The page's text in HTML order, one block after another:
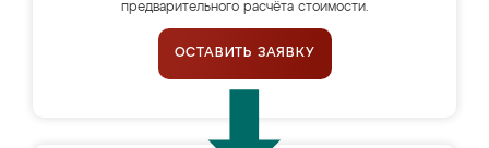
предварительного расчёта стоимости.
ОСТАВИТЬ ЗАЯВКУ